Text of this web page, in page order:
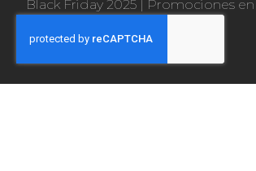
Black Friday 2025 | Promociones